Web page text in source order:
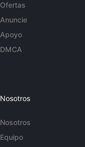
Ofertas
Anuncie
Apoyo
DMCA
Nosotros
Nosotros
Equipo